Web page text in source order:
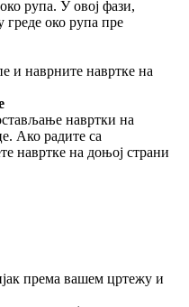
рупа. У овој фази,
око рупа пре
и наврните навртке на
навртки на
Ако радите са
навртке на доњој страни
према вашем цртежу и